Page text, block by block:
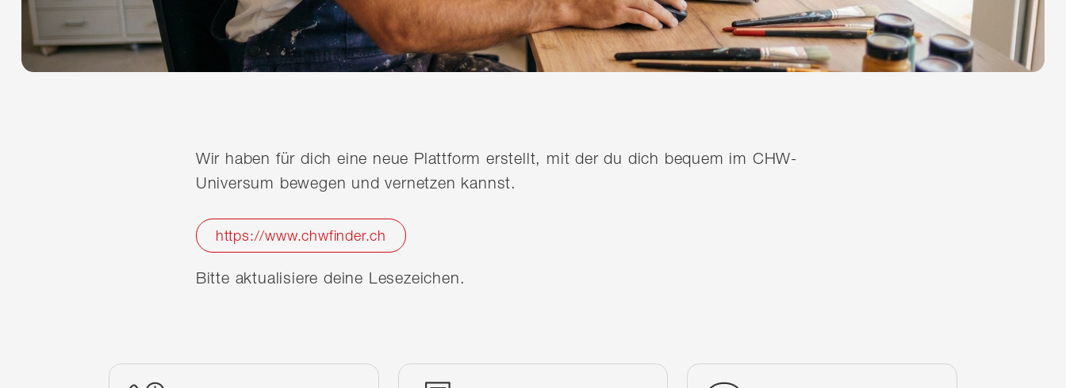
Wir haben für dich eine neue Plattform erstellt, mit der du dich bequem im CHW-
Universum bewegen und vernetzen kannst.
https://www.chwfinder.ch
Bitte aktualisiere deine Lesezeichen.